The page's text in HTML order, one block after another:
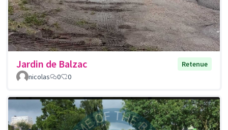
Jardin de Balzac
Retenue
nicolas
0 0